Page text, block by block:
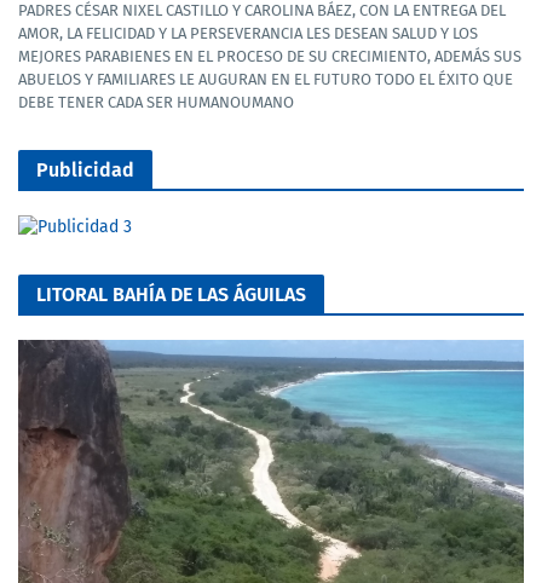
PADRES CÉSAR NIXEL CASTILLO Y CAROLINA BÁEZ, CON LA ENTREGA DEL
AMOR, LA FELICIDAD Y LA PERSEVERANCIA LES DESEAN SALUD Y LOS
MEJORES PARABIENES EN EL PROCESO DE SU CRECIMIENTO, ADEMÁS SUS
ABUELOS Y FAMILIARES LE AUGURAN EN EL FUTURO TODO EL ÉXITO QUE
DEBE TENER CADA SER HUMANOUMANO
Publicidad
LITORAL BAHÍA DE LAS ÁGUILAS